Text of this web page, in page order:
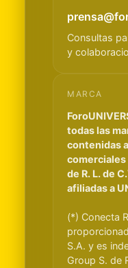
Consultas
y
MARCA
todas las
contenidas
comerciales
de R. L. de
afiliadas a
(*) Conecta
S.A. y es
Group S. de